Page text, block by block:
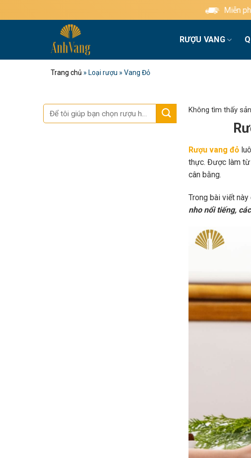
qua
Miễn phí giao hàng tiêu
RƯỢU VANG
Trang chủ » Loại rượu » Vang Đỏ
Tìm
kiếm:
Không tìm thấy
Rượu vang đỏ
thực. Được làm từ
cân bằng.
Trong bài viết này
nho nổi tiếng,